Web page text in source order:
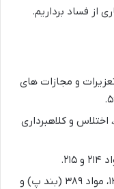
از فساد برداریم.
و مجازات های
و کلاهبرداری
قانون آیین دادرسی کیفری مصوب ۱۳۹۲، مواد ۳۸۹ (بند پ) و